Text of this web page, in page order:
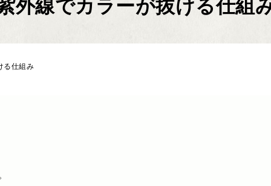
外線でカラーが抜ける仕組
る仕組み